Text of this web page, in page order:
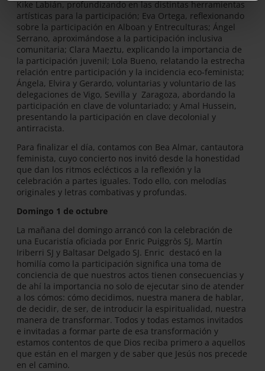
Kike Labián, profundizando en las distintas herramientas
artísticas para la participación; Eva Ortega, reflexionando
sobre la participación en Alboan y Entreculturas; Ángel
Serrano, aproximándose a la participación inclusiva
comunitaria; Clara Maeztu, explicando la importancia de
la participación juvenil; Lola Bueno, relatando la estrecha
relación entre participación y la incidencia eco-feminista;
Ángela, Elvira y Gerardo, voluntarias y voluntario de las
delegaciones de Vigo, Sevilla y Zaragoza, abordando la
participación en clave de voluntariado; y Amal Hussein,
presentando la participación en clave decolonial y
antirracista.
Para finalizar el día, contamos con Bea Almar, cantautora
feminista, cuyo concierto nos invitó desde la honestidad
que dan los ritmos eclécticos a la reflexión y la
celebración a partes iguales. Todo ello, con melodías
originales y letras combativas y profundas.
Domingo 1 de octubre
La mañana del domingo arrancó con la celebración de
una Eucaristía oficiada por Enric Puiggròs SJ, Martín
Iriberri SJ y Baltasar Delgado SJ. Enric destacó en la
homilía como la participación significa una toma de
conciencia de que nuestros actos tienen consecuencias y
de ahí la importancia no solo de ejecutar sino de atender
a los cómos: cómo decidimos, nuestra manera de hablar,
de decidir, de ser, de introducir la espiritualidad, nuestra
manera de transformar. Todos y todas estamos invitados
e invitadas a formar parte de esa transformación y
estamos contentos de que Dios reciba primero a aquellos
que están en el margen y de saber que Jesús nos precede
en el camino.